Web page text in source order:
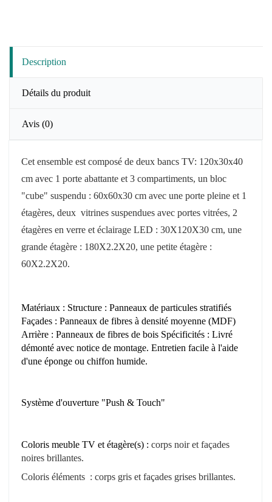
Description
Détails du produit
Avis (0)
Cet ensemble est composé de deux bancs TV: 120x30x40
cm avec 1 porte abattante et 3 compartiments, un bloc
"cube" suspendu : 60x60x30 cm avec une porte pleine et 1
étagères, deux vitrines suspendues avec portes vitrées, 2
étagères en verre et éclairage LED : 30X120X30 cm, une
grande étagère : 180X2.2X20, une petite étagère :
60X2.2X20.
Matériaux : Structure : Panneaux de particules stratifiés
Façades : Panneaux de fibres à densité moyenne (MDF)
Arrière : Panneaux de fibres de bois Spécificités : Livré
démonté avec notice de montage. Entretien facile à l'aide
d'une éponge ou chiffon humide.
Système d'ouverture "Push & Touch"
Coloris meuble TV et étagère(s) : corps noiret façades
noires brillantes.
Coloris éléments : corps gris et façades grises brillantes.